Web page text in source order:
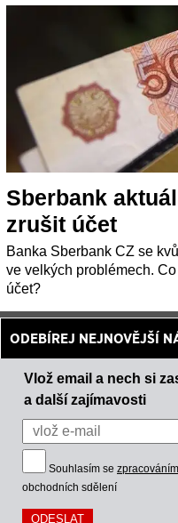
Sberbank
zrušit účet
Banka Sberbank CZ se
ve velkých problémech.
účet?
ODEBÍREJ NEJNOVĚJŠÍ
Vlož email a nech si
a další zajímavosti
Souhlasím se
obchodních sdělení